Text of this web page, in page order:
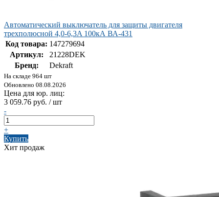
Автоматический выключатель для защиты двигателя
трехполюсной 4,0-6,3A 100кА ВА-431
Код товара: 147279694
Артикул:
21228DEK
Бренд:
Dekraft
На складе 964 шт
Обновлено 08.08.2026
Цена для юр. лиц:
3 059.76 руб. / шт
-
+
Купить
Хит продаж